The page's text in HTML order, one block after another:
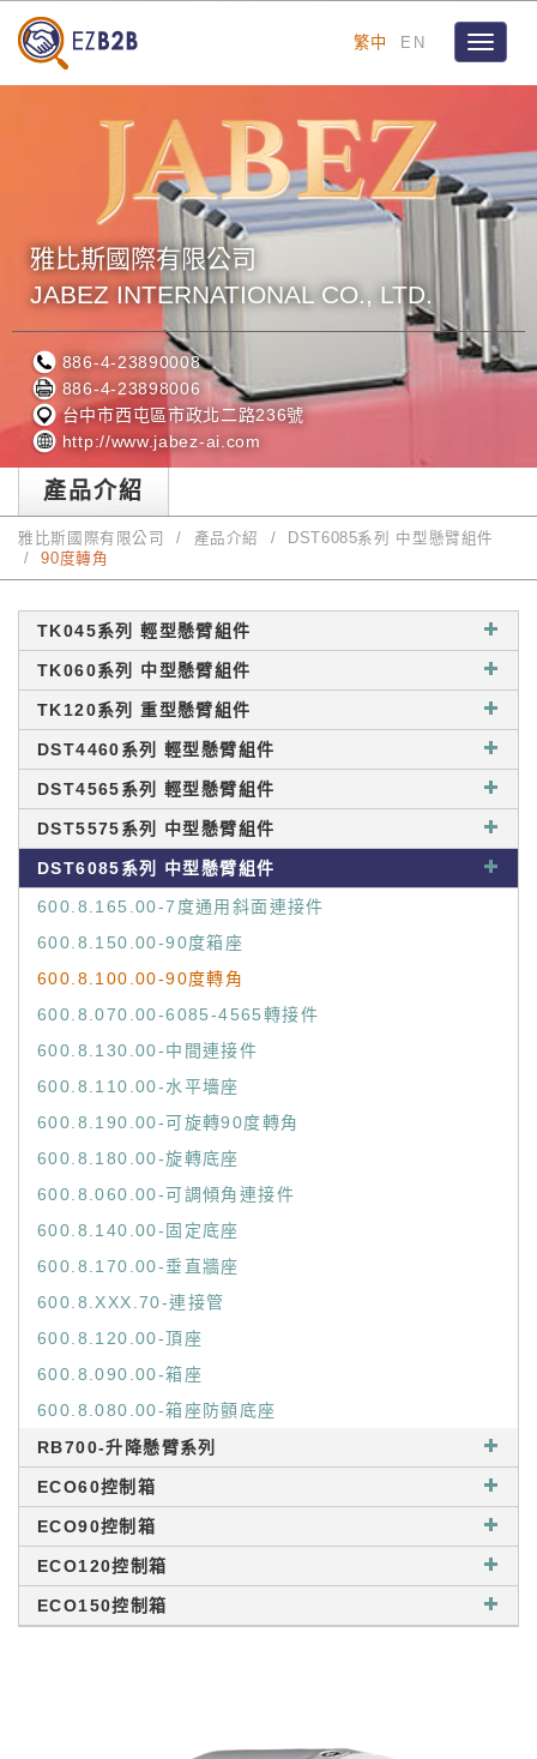
繁中 EN
Toggle
雅比斯國際有限公司
JABEZ INTERNATIONAL CO., LTD.
886-4-23890008
886-4-23898006
台中市西屯區市政北二路236號
http://www.jabez-ai.com
產品介紹
雅比斯國際有限公司 產品介紹
DST6085系列 中型懸臂組件
90度轉角
TK045系列 輕型懸臂組件
TK060系列 中型懸臂組件
TK120系列 重型懸臂組件
DST4460系列 輕型懸臂組件
DST4565系列 輕型懸臂組件
DST5575系列 中型懸臂組件
DST6085系列 中型懸臂組件
600.8.165.00-7度通用斜面連接件
600.8.150.00-90度箱座
600.8.100.00-90度轉角
600.8.070.00-6085-4565轉接件
600.8.130.00-中間連接件
600.8.110.00-水平墻座
600.8.190.00-可旋轉90度轉角
600.8.180.00-旋轉底座
600.8.060.00-可調傾角連接件
600.8.140.00-固定底座
600.8.170.00-垂直牆座
600.8.XXX.70-連接管
600.8.120.00-頂座
600.8.090.00-箱座
600.8.080.00-箱座防顫底座
RB700-升降懸臂系列
ECO60控制箱
ECO90控制箱
ECO120控制箱
ECO150控制箱